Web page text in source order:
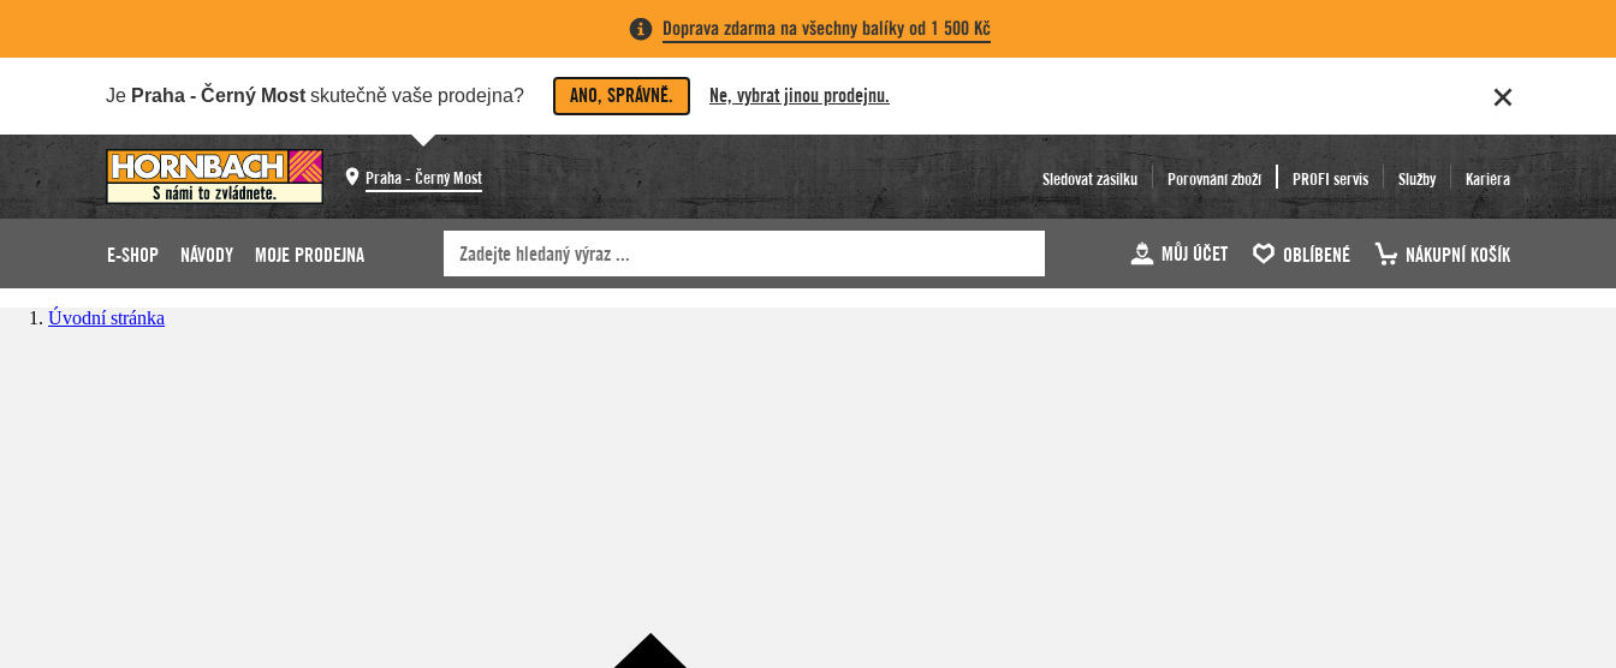
Doprava zdarma na všechny balíky od 1 500 Kč
Je Praha - Černý Most skutečně vaše prodejna? ANO, SPRÁVNĚ. Ne, vybrat jinou prodejnu.
Praha - Černý Most Sledovat zásilku Porovnání zboží PROFI servis Služby Kariéra
E-SHOP NÁVODY MOJE PRODEJNA MŮJ ÚČET OBLÍBENÉ NÁKUPNÍ KOŠÍK
Úvodní stránka